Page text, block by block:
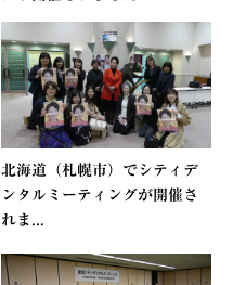
北海道（札幌市）でシティデ
ンタルミーティングが開催さ
れま...